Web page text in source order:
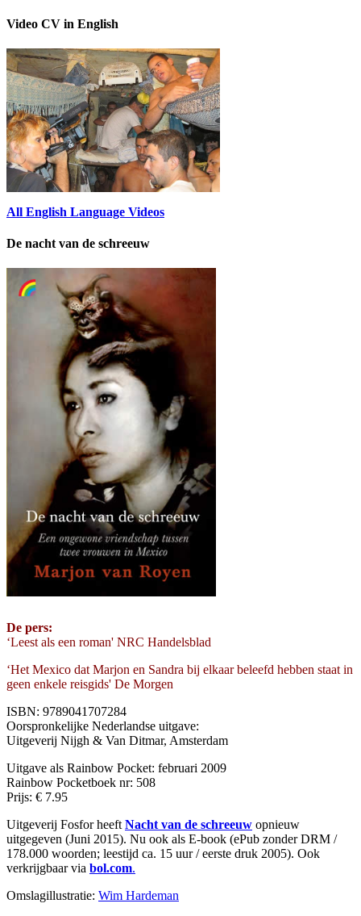
Video CV in English
All English Language Videos
De nacht van de schreeuw
De pers:
‘Leest als een roman' NRC Handelsblad
‘Het Mexico dat Marjon en Sandra bij elkaar beleefd hebben staat in
geen enkele reisgids' De Morgen
ISBN: 9789041707284
Oorspronkelijke Nederlandse uitgave:
Uitgeverij Nijgh & Van Ditmar, Amsterdam
Uitgave als Rainbow Pocket: februari 2009
Rainbow Pocketboek nr: 508
Prijs: € 7.95
Uitgeverij Fosfor heeft Nacht van de schreeuw opnieuw
uitgegeven (Juni 2015). Nu ook als E-book (ePub zonder DRM /
178.000 woorden; leestijd ca. 15 uur / eerste druk 2005). Ook
verkrijgbaar via bol.com.
Omslagillustratie: Wim Hardeman